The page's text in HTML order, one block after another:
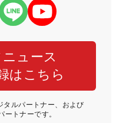
ュース
はこちら
タルパートナー、および
ートナーです。